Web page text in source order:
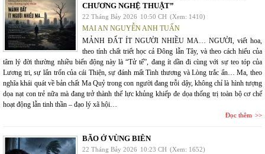
CHƯƠNG NGHỆ THUẬT”
22 Tháng Bảy 2026 10:50 CH (Xem: 1410)
MAI AN NGUYỄN ANH TUẤN
MẢNH ĐẤT ÍT NGƯỜI NHIỀU MA… NGƯỜI, viết hoa,
theo tính chất triết học cả Đông lẫn Tây, và theo cách hiểu của
tâm lý đời thường nhiều biến động này là “Tử tế”, đang ít dần đi cùng với sự teo tóp của
Lương tri, sự lẩn trốn của cái Thiện, sự đánh mất Tình thương và Lòng trắc ẩn… Ma, theo
nghĩa khái quát về bản chất Ma Quỷ trong con người đang trỗi dậy, không chỉ là hình tượng
dọa nạt con trẻ nữa mà đang trở thành thế lực khủng khiếp đe dọa thống trị toàn bộ cơ chế
hoạt động lẫn tinh thần – đạo lý xã hội…
Đọc thêm
BÃO Ở VÙNG BIÊN
22 Tháng Bảy 2026 10:23 CH (Xem: 1652)